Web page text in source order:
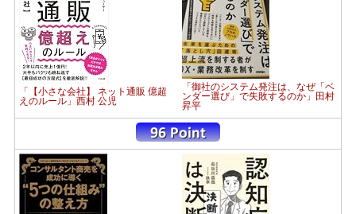
「【小さな会社】 ネット通販 億超
えのルール」西村 公児
「御社のシステム発注は、なぜ「ベ
ンダー選び」で失敗するのか」田村
昇平